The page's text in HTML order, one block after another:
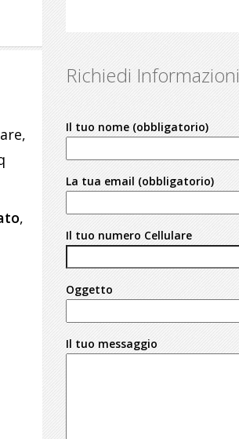
,
Richiedi Informazioni
Il tuo nome (obbligatorio)
La tua email (obbligatorio)
Il tuo numero Cellulare
Oggetto
Il tuo messaggio